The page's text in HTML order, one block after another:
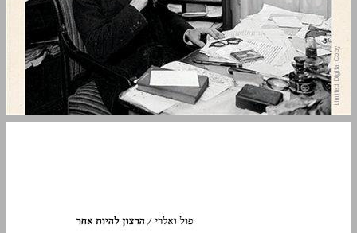
הרצון להיות אחר: תשע מסות ... 0